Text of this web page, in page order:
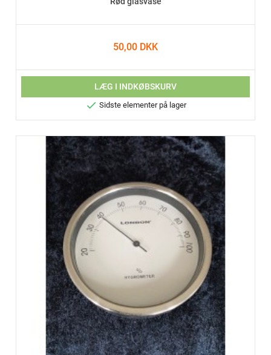
50,00 DKK
LÆG I INDKØBSKURV
 Sidste elementer på lager